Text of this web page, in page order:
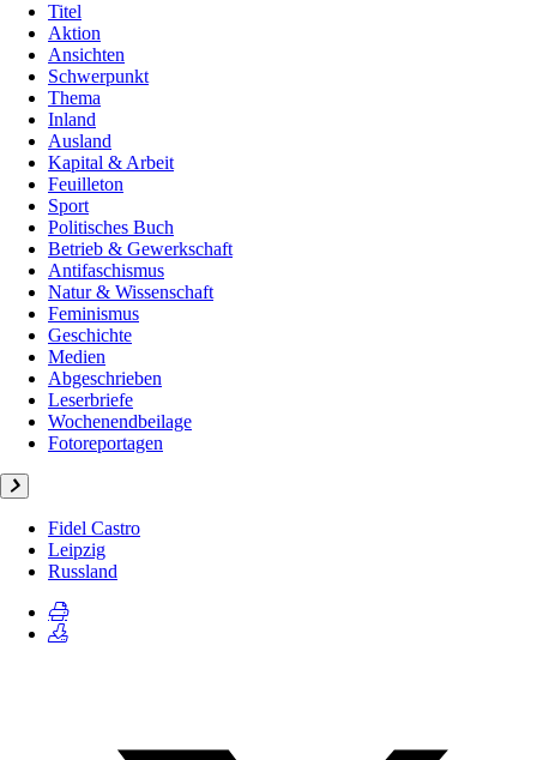
Titel
Aktion
Ansichten
Schwerpunkt
Thema
Inland
Ausland
Kapital & Arbeit
Feuilleton
Sport
Politisches Buch
Betrieb & Gewerkschaft
Antifaschismus
Natur & Wissenschaft
Feminismus
Geschichte
Medien
Abgeschrieben
Leserbriefe
Wochenendbeilage
Fotoreportagen
Fidel Castro
Leipzig
Russland